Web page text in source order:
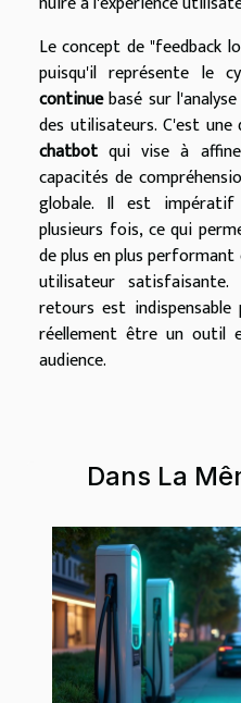
Le concept de "feedback
puisqu'il représente le
continuebasé sur
des utilisateurs. C'est une
chatbot qui vise à
capacités de
globale. Il est
plusieurs fois, ce qui
de plus en plus
utilisateur
retours est
réellement être un outil
audience.
Dans La